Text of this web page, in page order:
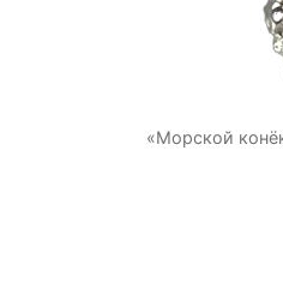
«Морской